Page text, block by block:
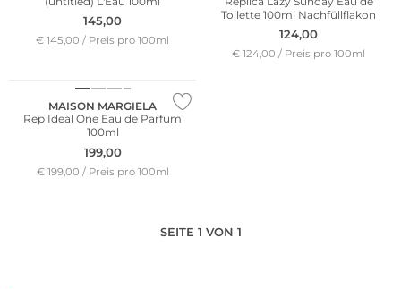
145,00
€ 145,00 / Preis pro 100ml
Toilette 100ml Nachfüllflakon
124,00
€ 124,00 / Preis pro 100ml
MAISON MARGIELA
Rep Ideal One Eau de Parfum
100ml
199,00
€ 199,00 / Preis pro 100ml
SEITE 1 VON 1